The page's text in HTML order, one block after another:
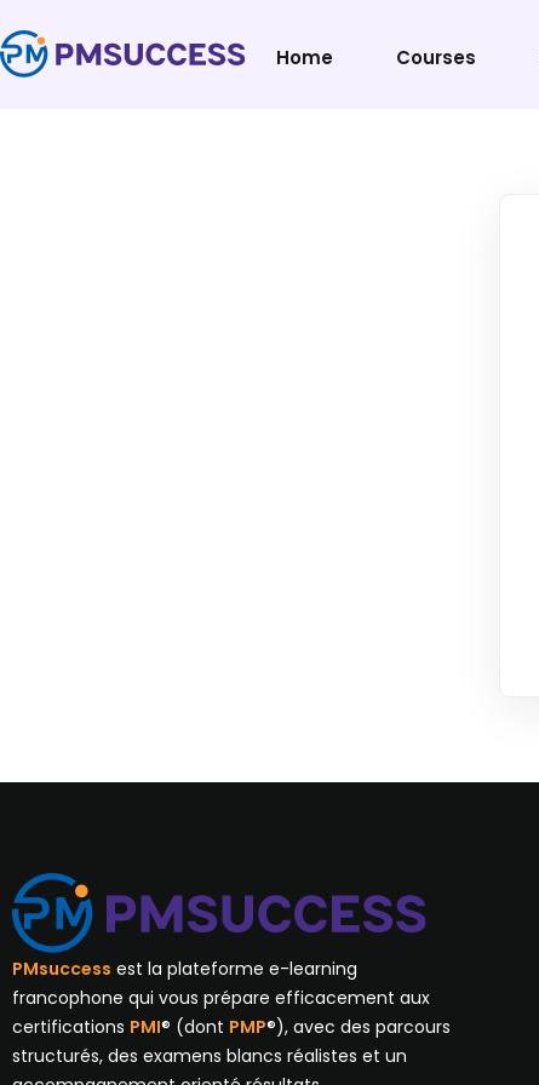
Home Courses
PMsuccess est la plateforme e-learning
francophone qui vous prépare efficacement aux
certifications PMI® (dont PMP®), avec des parcours
structurés, des examens blancs réalistes et un